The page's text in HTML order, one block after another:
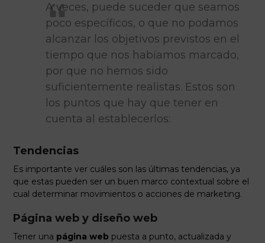
A veces, puede suceder que seamos
poco específicos, o que no podamos
alcanzar los objetivos previstos en el
tiempo que nos habíamos marcado,
por que no hemos sido
suficientemente realistas. Estos son
los puntos que hay que tener en
cuenta al establecerlos:
Tendencias
Es importante ver cuáles son las últimas tendencias, ya
que estas pueden ser un buen marco contextual sobre el
cual determinar movimientos o acciones de marketing.
Página web y diseño web
Tener una página web puesta a punto, actualizada y